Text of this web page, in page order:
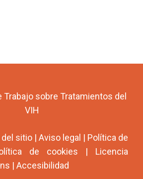
Trabajo sobre Tratamientos del
VIH
del sitio | Aviso legal | Política de
de cookies | Licencia
| Accesibilidad